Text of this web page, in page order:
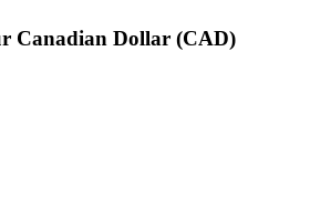
Canadian Dollar (CAD)